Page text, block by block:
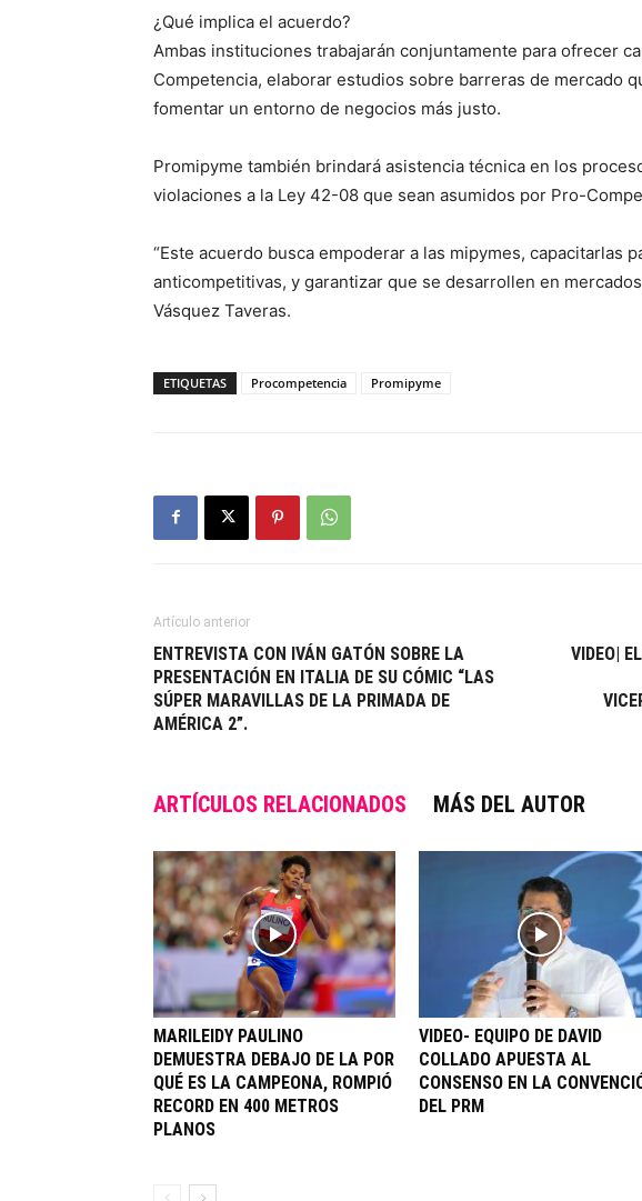
¿Qué implica el acuerdo?
Ambas instituciones trabajarán conjuntamente para ofrecer
Competencia, elaborar estudios sobre barreras de mercado
fomentar un entorno de negocios más justo.
Promipyme también brindará asistencia técnica en los
violaciones a la Ley 42-08 que sean asumidos por Pro-
“Este acuerdo busca empoderar a las mipymes, capacitarlas
anticompetitivas, y garantizar que se desarrollen en
Vásquez Taveras.
ETIQUETAS Procompetencia Promipyme
Artículo anterior
ENTREVISTA CON IVÁN GATÓN SOBRE LA
PRESENTACIÓN EN ITALIA DE SU CÓMIC “LAS
SÚPER MARAVILLAS DE LA PRIMADA DE
AMÉRICA 2”.
VIDEO|
ARTÍCULOS RELACIONADOS MÁS DEL AUTOR
MARILEIDY PAULINO
DEMUESTRA DEBAJO DE LA POR
QUÉ ES LA CAMPEONA, ROMPIÓ
RECORD EN 400 METROS
PLANOS
VIDEO- EQUIPO DE DAVID
COLLADO APUESTA AL
CONSENSO EN LA
DEL PRM